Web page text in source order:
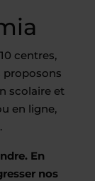
centres,
proposons
scolaire et
en ligne,
En
nos